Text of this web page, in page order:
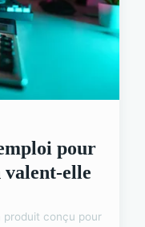
pour
elle
produit conçu pour